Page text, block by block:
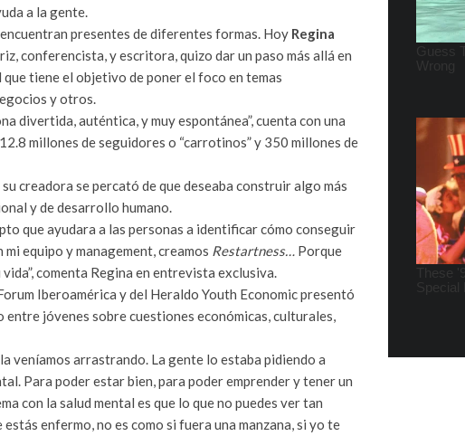
a la gente.
presentes de diferentes formas. Hoy Regina
conferencista, y escritora, quizo dar un paso más allá en
tiene el objetivo de poner el foco en temas
y otros.
divertida, auténtica, y muy espontánea”, cuenta con una
millones de seguidores o “carrotinos” y 350 millones de
creadora se percató de que deseaba construir algo más
y de desarrollo humano.
que ayudara a las personas a identificar cómo conseguir
equipo y management, creamos Restartness… Porque
comenta Regina en entrevista exclusiva.
Iberoamérica y del Heraldo Youth Economic presentó
jóvenes sobre cuestiones económicas, culturales,
veníamos arrastrando. La gente lo estaba pidiendo a
Para poder estar bien, para poder emprender y tener un
con la salud mental es que lo que no puedes ver tan
enfermo, no es como si fuera una manzana, si yo te